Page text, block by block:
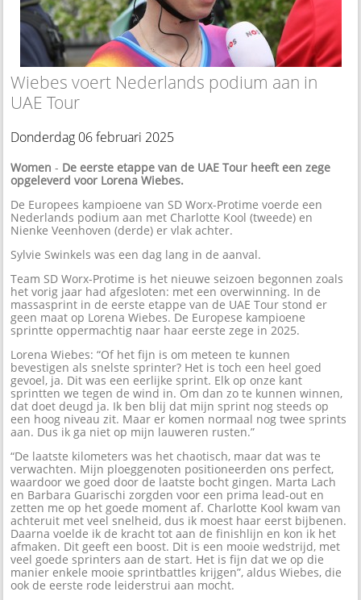
Wiebes voert Nederlands podium aan in
UAE Tour
Donderdag 06 februari 2025
Women - De eerste etappe van de UAE Tour heeft een zege
opgeleverd voor Lorena Wiebes.
De Europees kampioene van SD Worx-Protime voerde een
Nederlands podium aan met Charlotte Kool (tweede) en
Nienke Veenhoven (derde) er vlak achter.
Sylvie Swinkels was een dag lang in de aanval.
Team SD Worx-Protime is het nieuwe seizoen begonnen zoals
het vorig jaar had afgesloten: met een overwinning. In de
massasprint in de eerste etappe van de UAE Tour stond er
geen maat op Lorena Wiebes. De Europese kampioene
sprintte oppermachtig naar haar eerste zege in 2025.
Lorena Wiebes: “Of het fijn is om meteen te kunnen
bevestigen als snelste sprinter? Het is toch een heel goed
gevoel, ja. Dit was een eerlijke sprint. Elk op onze kant
sprintten we tegen de wind in. Om dan zo te kunnen winnen,
dat doet deugd ja. Ik ben blij dat mijn sprint nog steeds op
een hoog niveau zit. Maar er komen normaal nog twee sprints
aan. Dus ik ga niet op mijn lauweren rusten.”
“De laatste kilometers was het chaotisch, maar dat was te
verwachten. Mijn ploeggenoten positioneerden ons perfect,
waardoor we goed door de laatste bocht gingen. Marta Lach
en Barbara Guarischi zorgden voor een prima lead-out en
zetten me op het goede moment af. Charlotte Kool kwam van
achteruit met veel snelheid, dus ik moest haar eerst bijbenen.
Daarna voelde ik de kracht tot aan de finishlijn en kon ik het
afmaken. Dit geeft een boost. Dit is een mooie wedstrijd, met
veel goede sprinters aan de start. Het is fijn dat we op die
manier enkele mooie sprintbattles krijgen”, aldus Wiebes, die
ook de eerste rode leiderstrui aan mocht.